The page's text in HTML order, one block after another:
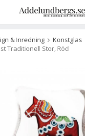
& Inredning
Konstglas
Traditionell Stor, Röd